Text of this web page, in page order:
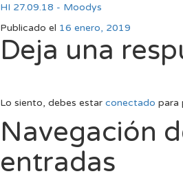
HI 27.09.18 - Moodys
Publicado el 16 enero, 2019
Deja una
Lo siento, debes estar conectado para
Navegación
entradas